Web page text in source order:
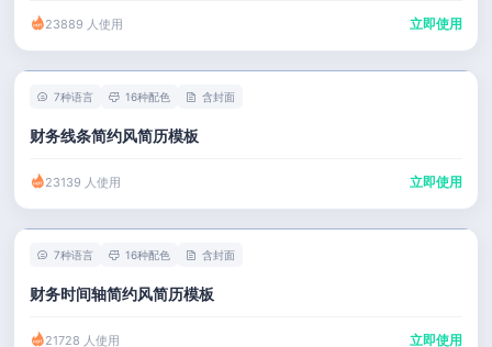
23889 人使用 立即使用
7种语言 16种配色 含封面
财务线条简约风简历模板
23139 人使用 立即使用
7种语言 16种配色 含封面
财务时间轴简约风简历模板
21728 人使用 立即使用